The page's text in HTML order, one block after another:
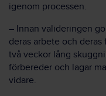
igenom processen.
– Innan valideringen
deras arbete och
två veckor lång
förbereder och lagar
vidare.